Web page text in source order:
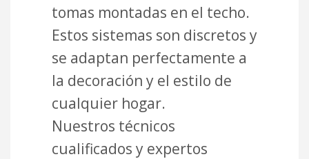
tomas montadas en el techo.
Estos sistemas son discretos y
se adaptan perfectamente a
la decoración y el estilo de
cualquier hogar.
Nuestros técnicos
cualificados y expertos